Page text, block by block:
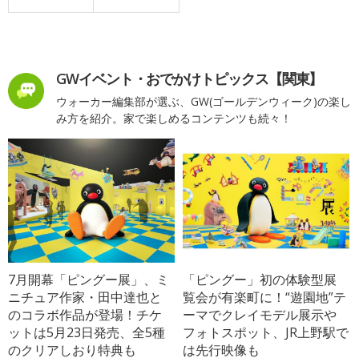
GWイベント・おでかけトピックス【関東】
ウォーカー編集部が選ぶ、GW(ゴールデンウィーク)の楽し
み方を紹介。家で楽しめるコンテンツも続々！
7月開幕「ピングー展」、ミ
ニチュア作家・田中達也と
のコラボ作品が登場！チケ
ットは5月23日発売、全5種
のクリアしおり特典も
「ピングー」初の体験型展
覧会が有楽町に！“遊園地”テ
ーマでクレイモデル展示や
フォトスポット、JR上野駅で
は先行映像も